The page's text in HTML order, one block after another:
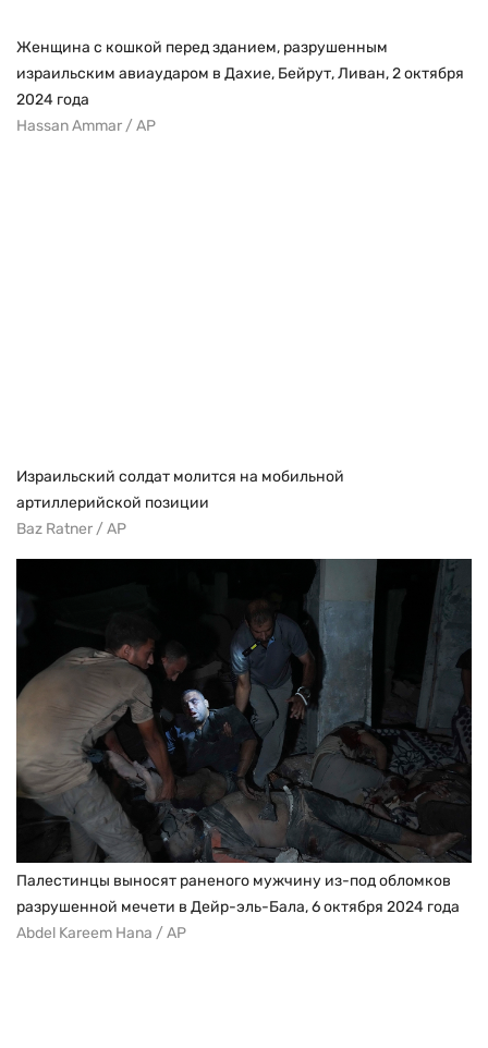
Женщина с кошкой перед зданием, разрушенным
израильским авиаударом в Дахие, Бейрут, Ливан, 2 октября
2024 года
Hassan Ammar / AP
Израильский солдат молится на мобильной
артиллерийской позиции
Baz Ratner / AP
Палестинцы выносят раненого мужчину из-под обломков
разрушенной мечети в Дейр-эль-Бала, 6 октября 2024 года
Abdel Kareem Hana / AP